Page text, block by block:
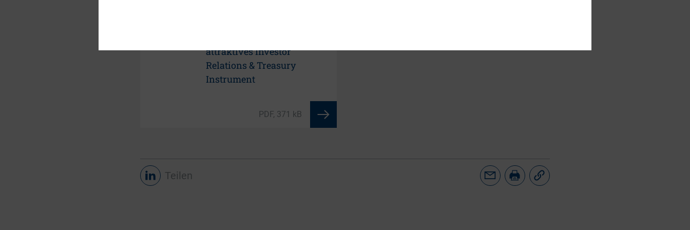
attraktives Investor
Relations & Treasury
Instrument
PDF, 371 kB
Teilen